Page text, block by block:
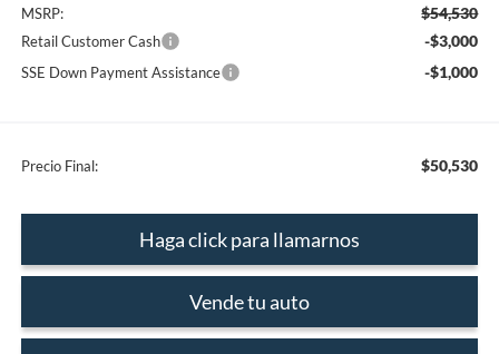
MSRP: $54,530
Retail Customer Cash -$3,000
SSE Down Payment Assistance -$1,000
Precio Final: $50,530
Haga click para llamarnos
Vende tu auto